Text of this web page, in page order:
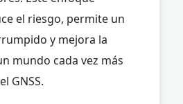
el riesgo, permite un
y mejora la
mundo cada vez más
GNSS.